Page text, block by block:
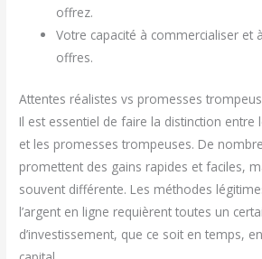
offrez.
Votre capacité à commercialiser et
offres.
Attentes réalistes vs promesses
Il est essentiel de faire la distinction entre
et les promesses trompeuses. De
promettent des gains rapides et faciles,
souvent différente. Les méthodes
l’argent en ligne requièrent toutes un
d’investissement, que ce soit en temps,